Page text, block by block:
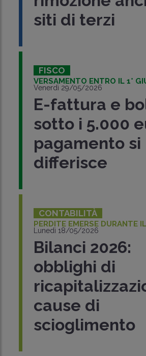
siti di terzi
FISCO
VERSAMENTO ENTRO IL 1°
Venerdì 29/05/2026
E-fattura e
sotto i 5.000
pagamento si
differisce
CONTABILITÀ
PERDITE EMERSE DURANTE
Lunedì 18/05/2026
Bilanci 2026:
obblighi di
cause di
scioglimento